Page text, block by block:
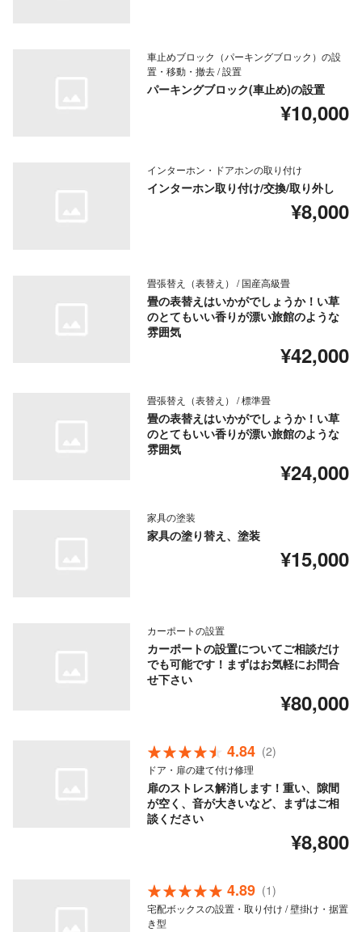
車止めブロック（パーキングブロック）の設
置・移動・撤去 / 設置
パーキングブロック(車止め)の設置
¥10,000
インターホン・ドアホンの取り付け
インターホン取り付け/交換/取り外し
¥8,000
畳張替え（表替え） / 国産高級畳
畳の表替えはいかがでしょうか！い草
のとてもいい香りが漂い旅館のような
雰囲気
¥42,000
畳張替え（表替え） / 標準畳
畳の表替えはいかがでしょうか！い草
のとてもいい香りが漂い旅館のような
雰囲気
¥24,000
家具の塗装
家具の塗り替え、塗装
¥15,000
カーポートの設置
カーポートの設置についてご相談だけ
でも可能です！まずはお気軽にお問合
せ下さい
¥80,000
4.84 (2)
ドア・扉の建て付け修理
扉のストレス解消します！重い、隙間
が空く、音が大きいなど、まずはご相
談ください
¥8,800
4.89 (1)
宅配ボックスの設置・取り付け / 壁掛け・据置
き型